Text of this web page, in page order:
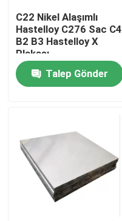
Kalite kontrol
Bize Ulaşın
Inconel 625 Malzeme
Incoloy 800 Malzemesi
C22 Nikel Alaşımlı
Hastelloy C276 Sac C4
B2 B3 Hastelloy X
Plakası
Talep Gönder